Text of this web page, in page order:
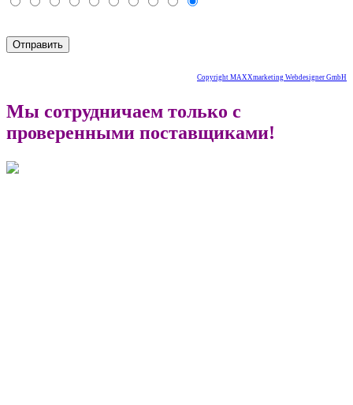
Copyright MAXXmarketing Webdesigner GmbH
Мы сотрудничаем только с
проверенными поставщиками!